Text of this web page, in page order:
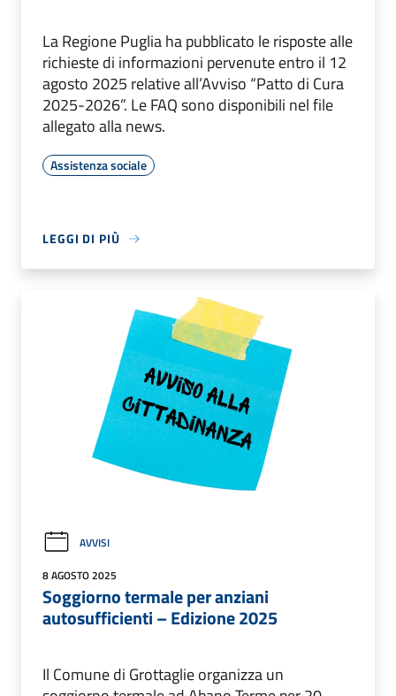
La Regione Puglia ha pubblicato le risposte alle
richieste di informazioni pervenute entro il 12
agosto 2025 relative all’Avviso “Patto di Cura
2025-2026”. Le FAQ sono disponibili nel file
allegato alla news.
Assistenza sociale
LEGGI DI PIÙ
AVVISI
8 AGOSTO 2025
Soggiorno termale per anziani
autosufficienti – Edizione 2025
Il Comune di Grottaglie organizza un